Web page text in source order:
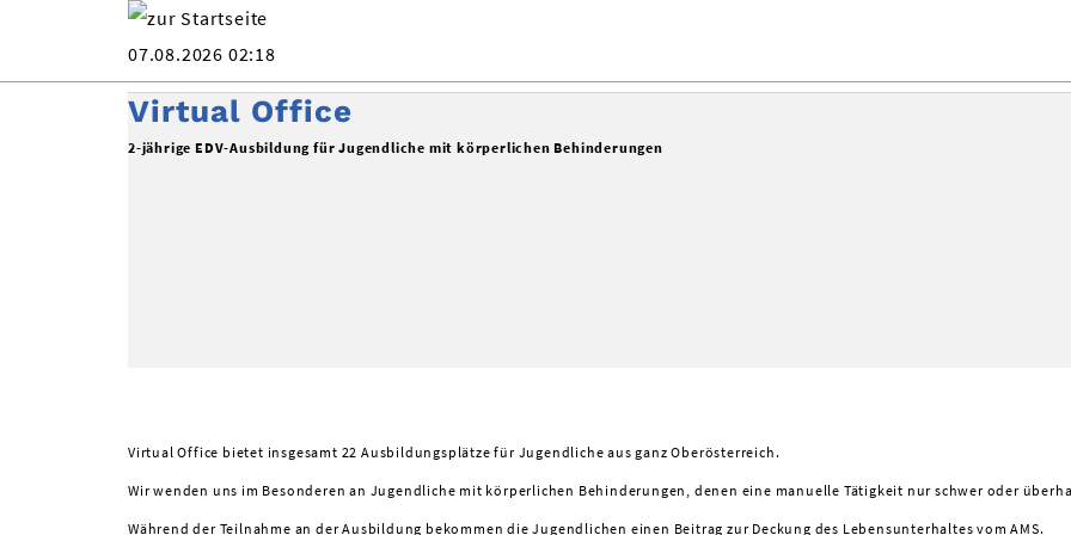
07.08.2026 02:18
Virtual Office
2-jährige EDV-Ausbildung für Jugendliche mit körperlichen Behinderungen
Virtual Office bietet insgesamt 22 Ausbildungsplätze für Jugendliche aus ganz Oberösterreich.
Wir wenden uns im Besonderen an Jugendliche mit körperlichen Behinderungen, denen eine manuelle Tätigkeit nur schwer oder
Während der Teilnahme an der Ausbildung bekommen die Jugendlichen einen Beitrag zur Deckung des Lebensunterhaltes vom AMS.